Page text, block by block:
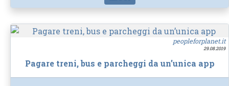
peopleforplanet.it
29.08.2019
Pagare treni, bus e parcheggi da un’unica app